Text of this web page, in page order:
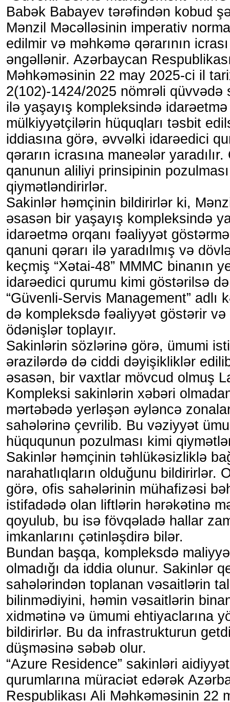
Babək Babayev tərəfindən kobud
Mənzil Məcəlləsinin imperativ
edilmir və məhkəmə qərarının
əngəllənir. Azərbaycan
Məhkəməsinin 22 may 2025-ci il
2(102)-1424/2025 nömrəli qüvvədə
ilə yaşayış kompleksində
mülkiyyətçilərin hüquqları təsbit
iddiasına görə, əvvəlki idarəedici
qərarın icrasına maneələr
qanunun aliliyi prinsipinin
qiymətləndirirlər.
Sakinlər həmçinin bildirirlər ki,
əsasən bir yaşayış kompleksində
idarəetmə orqanı fəaliyyət
qanuni qərarı ilə yaradılmış və
keçmiş “Xətai-48” MMMC binanın
idarəedici qurumu kimi göstərilsə
“Güvenli-Servis Management” adlı
də kompleksdə fəaliyyət göstərir
ödənişlər toplayır.
Sakinlərin sözlərinə görə, ümumi
ərazilərdə də ciddi dəyişikliklər
əsasən, bir vaxtlar mövcud olmuş
Kompleksi sakinlərin xəbəri
mərtəbədə yerləşən əyləncə
sahələrinə çevrilib. Bu vəziyyət
hüququnun pozulması kimi
Sakinlər həmçinin təhlükəsizliklə
narahatlıqların olduğunu bildirirlər.
görə, ofis sahələrinin mühafizəsi
istifadədə olan liftlərin hərəkətinə
qoyulub, bu isə fövqəladə hallar
imkanlarını çətinləşdirə bilər.
Bundan başqa, kompleksdə maliyyə
olmadığı da iddia olunur. Sakinlər
sahələrindən toplanan vəsaitlərin
bilinmədiyini, həmin vəsaitlərin
xidmətinə və ümumi ehtiyaclarına
bildirirlər. Bu da infrastrukturun
düşməsinə səbəb olur.
“Azure Residence” sakinləri
qurumlarına müraciət edərək
Respublikası Ali Məhkəməsinin 22